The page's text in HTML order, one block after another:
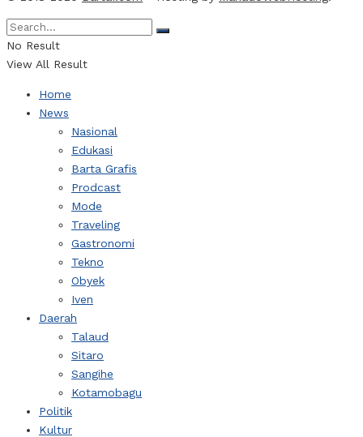
No Result
View All Result
Home
News
Nasional
Edukasi
Barta Grafis
Prodcast
Mode
Traveling
Gastronomi
Tekno
Obyek
Iven
Daerah
Talaud
Sitaro
Sangihe
Kotamobagu
Politik
Kultur